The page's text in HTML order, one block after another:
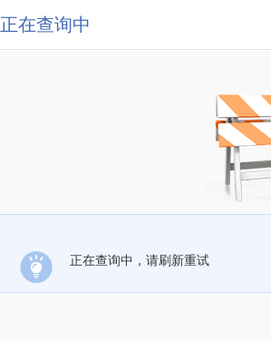
正在查询中
正在查询中，请刷新重试